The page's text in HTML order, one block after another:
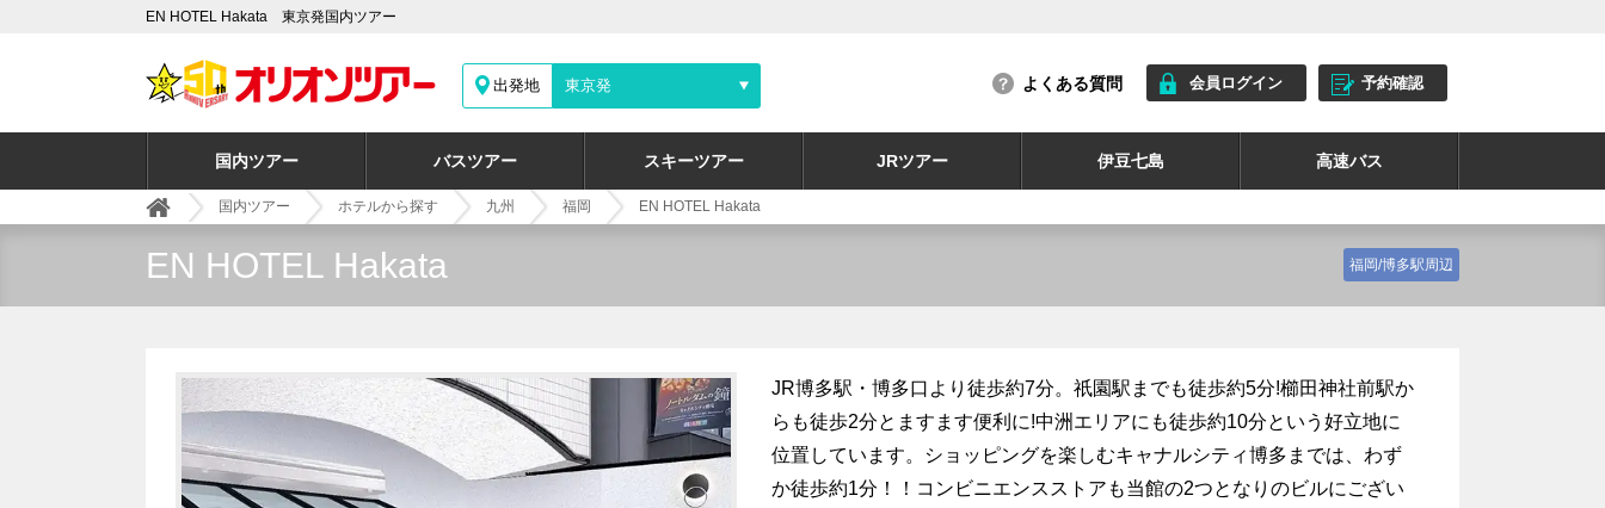
EN HOTEL Hakata 東京発国内ツアー
出発地 東京発 よくある質問 会員ログイン 予約確認
国内ツアー バスツアー スキーツアー JRツアー 伊豆七島 高速バス
国内ツアー ホテルから探す 九州 福岡 EN HOTEL Hakata
EN HOTEL Hakata 福岡/博多駅周辺
JR博多駅・博多口より徒歩約7分。祇園駅までも徒歩約5分!櫛田神社前駅か
らも徒歩2分とますます便利に!中洲エリアにも徒歩約10分という好立地に
位置しています。ショッピングを楽しむキャナルシティ博多までは、わず
か徒歩約1分！！コンビニエンスストアも当館の2つとなりのビルにござい